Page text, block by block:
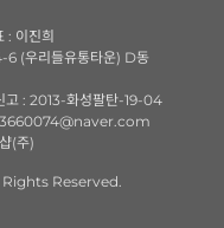
: 이진희
6 (우리들유통타운) D동
고 : 2013-화성팔탄-19-04
(주)
Reserved.